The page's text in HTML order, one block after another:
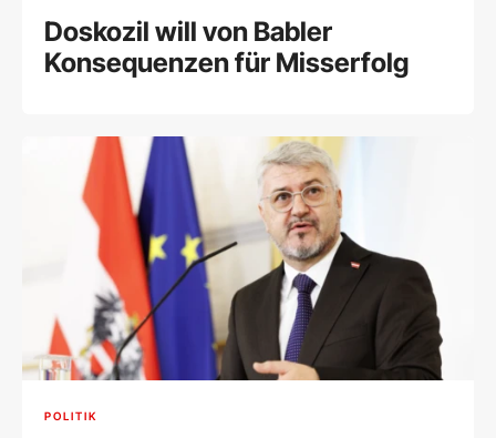
Doskozil will von Babler
Konsequenzen für Misserfolg
POLITIK